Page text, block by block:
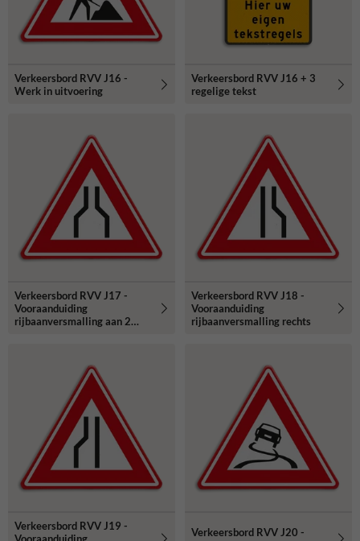
Verkeersbord RVV J16 -
Werk in uitvoering
Verkeersbord RVV J16 + 3
regelige tekst
Verkeersbord RVV J17 -
Vooraanduiding
rijbaanversmalling aan 2
Verkeersbord RVV J18 -
Vooraanduiding
rijbaanversmalling rechts
Verkeersbord RVV J19 -
Vooraanduiding
Verkeersbord RVV J20 -